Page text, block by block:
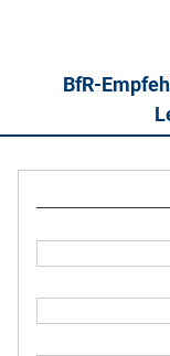
BfR-